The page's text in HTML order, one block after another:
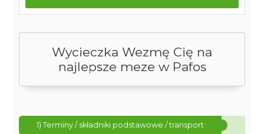
Wycieczka Wezmę Cię na
najlepsze meze w Pafos
1) Terminy / składniki podstawowe / transport